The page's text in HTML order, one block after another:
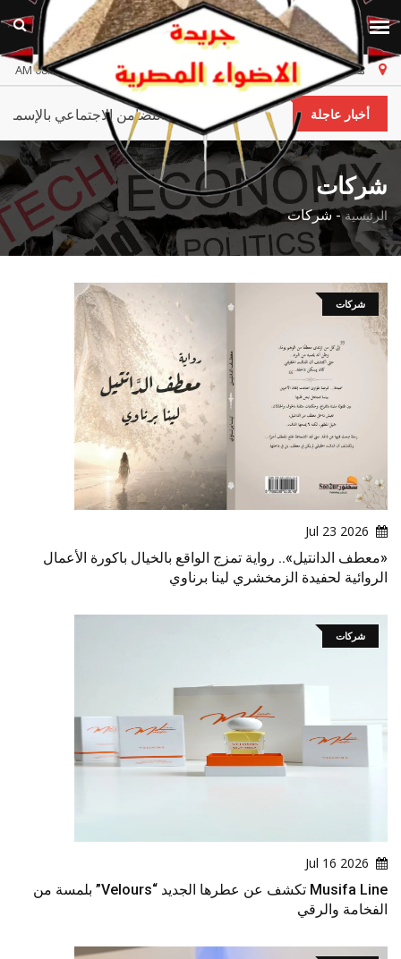
مصر الخميس، ٦ أغسطس ٢٠٢٦ أخر تحديث 08:30:29 AM
أخبار عاجلة وكيل وزارة التضامن الاجتماعي
شركات
الرئيسية-شركات
شركات
2026 Jul 23
«معطف الدانتيل».. رواية تمزج الواقع بالخيال باكورة الأعمال
الروائية لحفيدة الزمخشري لينا برناوي
شركات
2026 Jul 16
Musifa Line تكشف عن عطرها الجديد “Velours” بلمسة من
الفخامة والرقي